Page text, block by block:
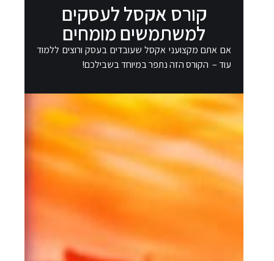
קורס אקסל לעסקים
למשתמשים מומחים
אם אתם מקצועני אקסל שעובדים בעסק ורוצים ללמוד
עוד – הקורס הזה נתפר במיוחד בשבילכם!